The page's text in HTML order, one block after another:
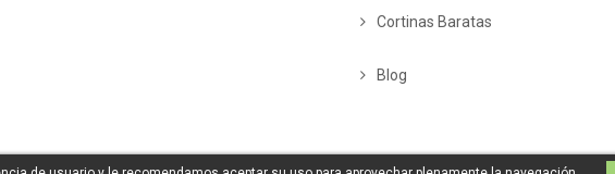
Cortinas Baratas
Blog